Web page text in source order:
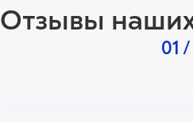
Отзывы
01 /